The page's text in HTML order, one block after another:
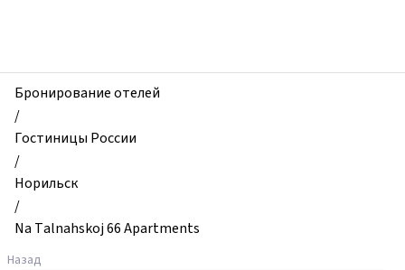
и
квартиры,
Na
Talnahskoj
66
Apartments,
Норильск,
Россия
Бронирование отелей
/
Гостиницы России
/
Норильск
/
Na Talnahskoj 66 Apartments
Назад